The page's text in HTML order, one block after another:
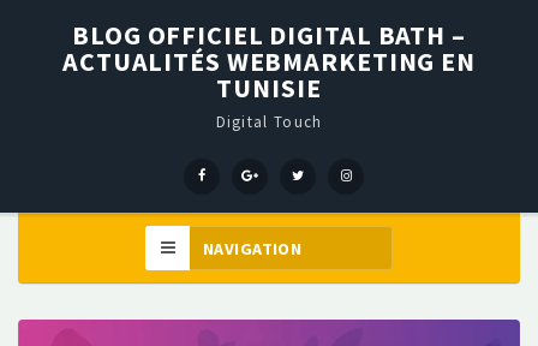
BLOG OFFICIEL DIGITAL BATH –
ACTUALITÉS WEBMARKETING EN
TUNISIE
Digital Touch
Menu
Menu
Menu
menu